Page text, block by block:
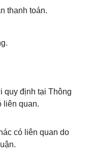
thanh toán.
quy định tại Thông
liên quan.
có liên quan do